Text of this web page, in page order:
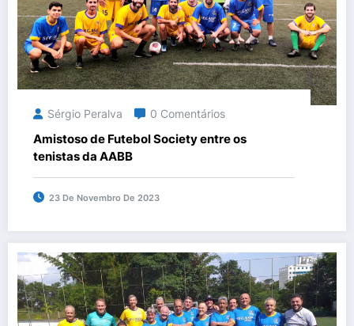
Sérgio Peralva 0 Comentários
Amistoso de Futebol Society entre os
tenistas da AABB
23 De Novembro De 2023